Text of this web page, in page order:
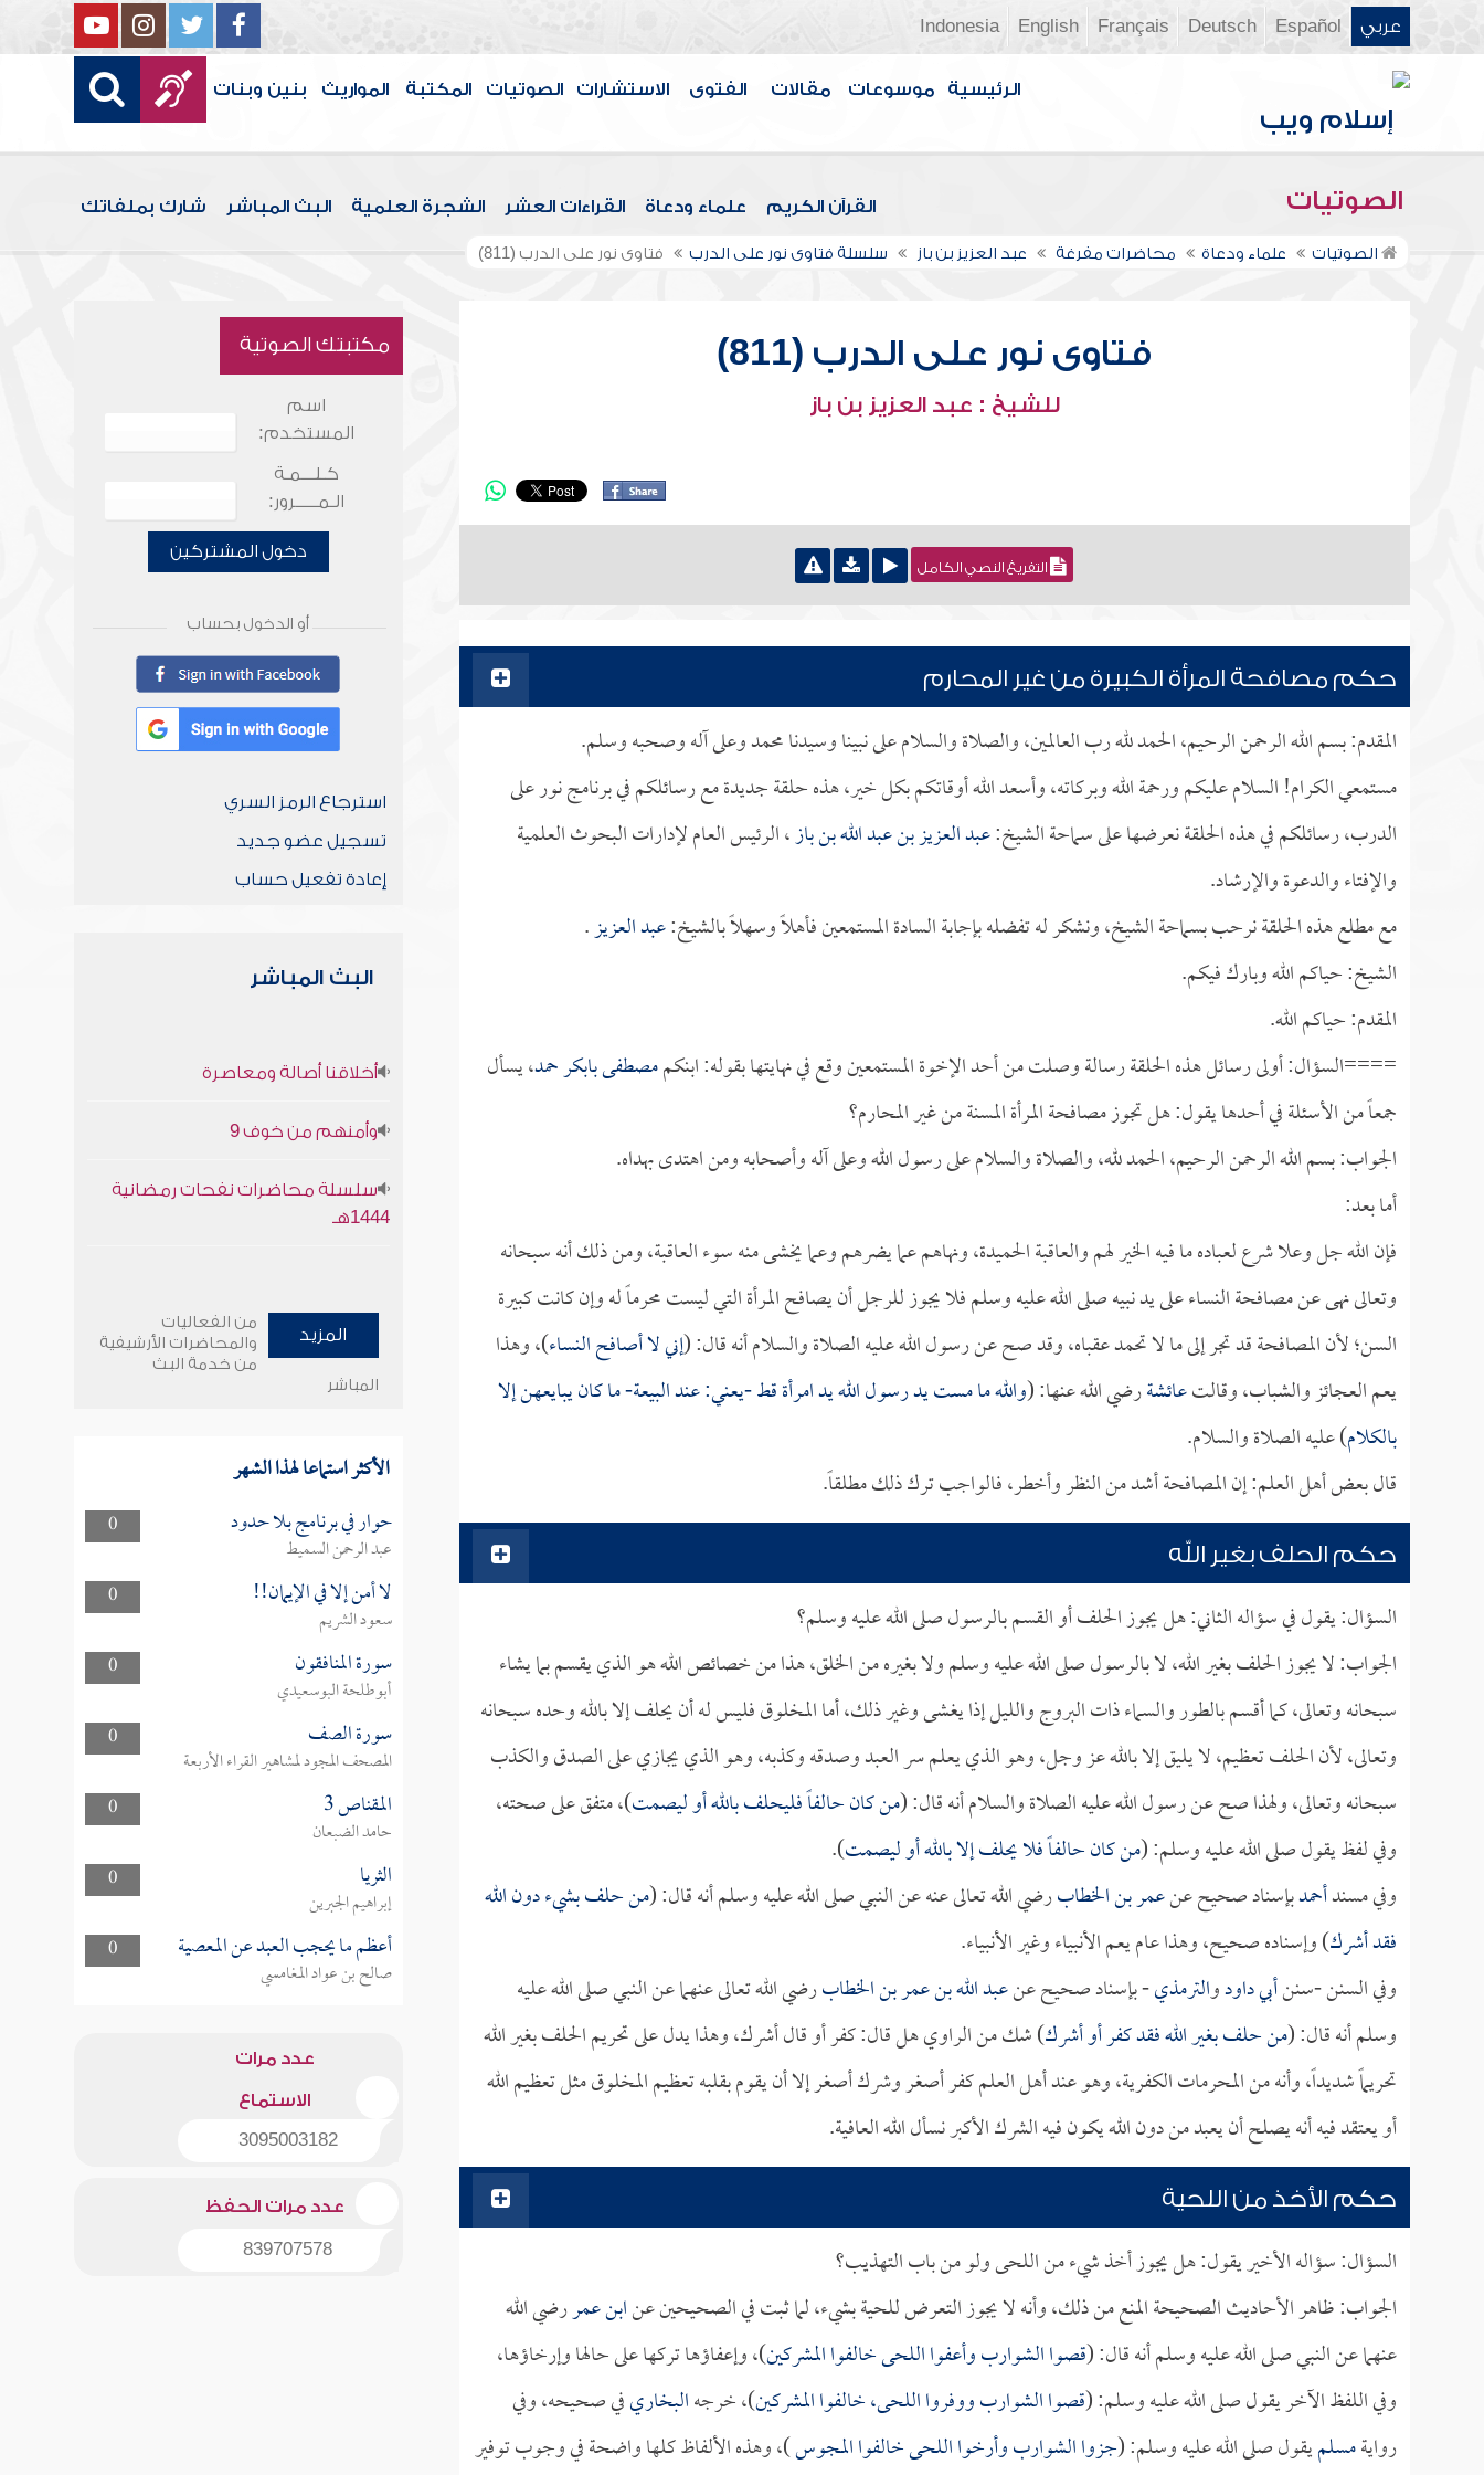
عربي Español
Deutsch
Français
English
Indonesia
الرئيسية موسوعات مقالات الفتوى الاستشارات الصوتيات المكتبة المواريث بنين وبنات
الصوتيات القرآن الكريم علماء ودعاة القراءات العشر الشجرة العلمية البث المباشر شارك بملفاتك
الصوتيات علماء ودعاة محاضرات مفرغة عبد العزيز بن باز سلسلة فتاوى نور على الدرب فتاوى نور على الدرب (811)
فتاوى نور على الدرب (811)
للشيخ : عبد العزيز بن باز
التفريغ النصي الكامل
حكم مصافحة المرأة الكبيرة من غير المحارم
المقدم: بسم الله الرحمن الرحيم، الحمد لله رب العالمين، والصلاة والسلام على نبينا وسيدنا محمد وعلى آله وصحبه وسلم.
مستمعي الكرام! السلام عليكم ورحمة الله وبركاته، وأسعد الله أوقاتكم بكل خير، هذه حلقة جديدة مع رسائلكم في برنامج نور على
الدرب، رسائلكم في هذه الحلقة نعرضها على سماحة الشيخ:عبد العزيز بن عبد الله بن باز، الرئيس العام لإدارات البحوث العلمية
والإفتاء والدعوة والإرشاد.
مع مطلع هذه الحلقة نرحب بسماحة الشيخ، ونشكر له تفضله بإجابة السادة المستمعين فأهلاً وسهلاً بالشيخ:عبد العزيز.
الشيخ: حياكم الله وبارك فيكم.
المقدم: حياكم الله.
====السؤال: أولى رسائل هذه الحلقة رسالة وصلت من أحد الإخوة المستمعين وقع في نهايتها بقوله: ابنكممصطفى بابكر حمد، يسأل
جمعاً من الأسئلة في أحدها يقول: هل تجوز مصافحة المرأة المسنة من غير المحارم؟
الجواب: بسم الله الرحمن الرحيم، الحمد لله، والصلاة والسلام على رسول الله وعلى آله وأصحابه ومن اهتدى بهداه.
أما بعد:
فإن الله جل وعلا شرع لعباده ما فيه الخير لهم والعاقبة الحميدة، ونهاهم عما يضرهم وعما يخشى منه سوء العاقبة، ومن ذلك أنه سبحانه
وتعالى نهى عن مصافحة النساء على يد نبيه صلى الله عليه وسلم فلا يجوز للرجل أن يصافح المرأة التي ليست محرماً له وإن كانت كبيرة
السن؛ لأن المصافحة قد تجر إلى ما لا تحمد عقباه، وقد صح عن رسول الله عليه الصلاة والسلام أنه قال: (إني لا أصافح النساء)، وهذا
يعم العجائز والشباب، وقالتعائشةرضي الله عنها: (والله ما مست يد رسول الله يد امرأة قط -يعني: عند البيعة- ما كان يبايعهن إلا
بالكلام) عليه الصلاة والسلام.
قال بعض أهل العلم: إن المصافحة أشد من النظر وأخطر، فالواجب ترك ذلك مطلقاً.
حكم الحلف بغير الله
السؤال: يقول في سؤاله الثاني: هل يجوز الحلف أو القسم بالرسول صلى الله عليه وسلم؟
الجواب: لا يجوز الحلف بغير الله، لا بالرسول صلى الله عليه وسلم ولا بغيره من الخلق، هذا من خصائص الله هو الذي يقسم بما يشاء
سبحانه وتعالى، كما أقسم بالطور والسماء ذات البروج والليل إذا يغشى وغير ذلك، أما المخلوق فليس له أن يحلف إلا بالله وحده سبحانه
وتعالى، لأن الحلف تعظيم، لا يليق إلا بالله عز وجل، وهو الذي يعلم سر العبد وصدقه وكذبه، وهو الذي يجازي على الصدق والكذب
سبحانه وتعالى، ولهذا صح عن رسول الله عليه الصلاة والسلام أنه قال: (من كان حالفاً فليحلف بالله أو ليصمت)، متفق على صحته،
وفي لفظ يقول صلى الله عليه وسلم: (من كان حالفاً فلا يحلف إلا بالله أو ليصمت).
وفي مسندأحمدبإسناد صحيح عنعمر بن الخطابرضي الله تعالى عنه عن النبي صلى الله عليه وسلم أنه قال: (من حلف بشيء دون الله
فقد أشرك) وإسناده صحيح، وهذا عام يعم الأنبياء وغير الأنبياء.
وفي السنن -سننأبي داودوالترمذي- بإسناد صحيح عنعبد الله بن عمر بن الخطابرضي الله تعالى عنهما عن النبي صلى الله عليه
وسلم أنه قال: (من حلف بغير الله فقد كفر أو أشرك) شك من الراوي هل قال: كفر أو قال أشرك، وهذا يدل على تحريم الحلف بغير الله
تحريماً شديداً، وأنه من المحرمات الكفرية، وهو عند أهل العلم كفر أصغر وشرك أصغر إلا أن يقوم بقلبه تعظيم المخلوق مثل تعظيم الله
أو يعتقد فيه أنه يصلح أن يعبد من دون الله يكون فيه الشرك الأكبر نسأل الله العافية.
حكم الأخذ من اللحية
السؤال: سؤاله الأخير يقول: هل يجوز أخذ شيء من اللحى ولو من باب التهذيب؟
الجواب: ظاهر الأحاديث الصحيحة المنع من ذلك، وأنه لا يجوز التعرض للحية بشيء، لما ثبت في الصحيحين عنابن عمررضي الله
عنهما عن النبي صلى الله عليه وسلم أنه قال: (قصوا الشوارب وأعفوا اللحى خالفوا المشركين)، وإعفاؤها تركها على حالها وإرخاؤها،
وفي اللفظ الآخر يقول صلى الله عليه وسلم: (قصوا الشوارب ووفروا اللحى، خالفوا المشركين)، خرجهالبخاريفي صحيحه، وفي
روايةمسلميقول صلى الله عليه وسلم: (جزوا الشوارب وأرخوا اللحى خالفوا المجوس)، وهذه الألفاظ كلها واضحة في وجوب توفير
مكتبتك الصوتية
اسم
المستخدم:
كـلـــمـة
الـمـــــرور:
دخول المشتركين
أو الدخول بحساب
استرجاع الرمز السري
تسجيل عضو جديد
إعادة تفعيل حساب
البث المباشر
أخلاقنا أصالة ومعاصرة
وأمنهم من خوف 9
سلسلة محاضرات نفحات رمضانية
1444هـ
المزيد
من الفعاليات
والمحاضرات الأرشيفية
من خدمة البث
المباشر
الأكثر استماعا لهذا الشهر
0 حوار في برنامج بلا حدود
عبد الرحمن السميط
0
لا أمن إلا في الإيمان!!
سعود الشريم
0
سورة المنافقون
أبوطلحة البوسعيدي
0
سورة الصف
المصحف المجود لمشاهير القراء الأربعة
0
المقناص 3
حامد الضبعان
0
الثريا
إبراهيم الجبرين
0
أعظم ما يحجب العبد عن المعصية
صالح بن عواد المغامسي
عدد مرات
الاستماع
3095003182
عدد مرات الحفظ
839707578